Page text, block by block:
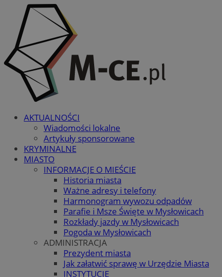
AKTUALNOŚCI
Wiadomości lokalne
Artykuły sponsorowane
KRYMINALNE
MIASTO
INFORMACJE O MIEŚCIE
Historia miasta
Ważne adresy i telefony
Harmonogram wywozu odpadów
Parafie i Msze Święte w Mysłowicach
Rozkłady jazdy w Mysłowicach
Pogoda w Mysłowicach
ADMINISTRACJA
Prezydent miasta
Jak załatwić sprawę w Urzędzie Miasta
INSTYTUCJE